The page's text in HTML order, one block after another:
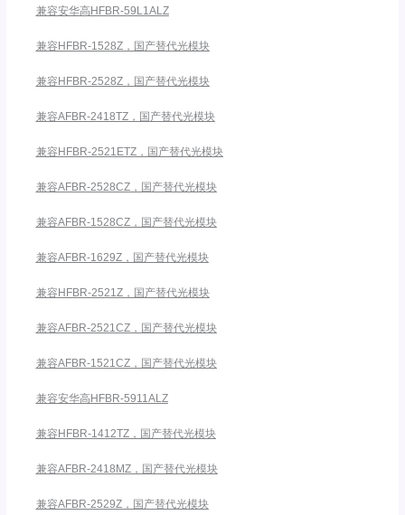
兼容安华高HFBR-59L1ALZ
兼容HFBR-1528Z，国产替代光模块
兼容HFBR-2528Z，国产替代光模块
兼容AFBR-2418TZ，国产替代光模块
兼容HFBR-2521ETZ，国产替代光模块
兼容AFBR-2528CZ，国产替代光模块
兼容AFBR-1528CZ，国产替代光模块
兼容AFBR-1629Z，国产替代光模块
兼容HFBR-2521Z，国产替代光模块
兼容AFBR-2521CZ，国产替代光模块
兼容AFBR-1521CZ，国产替代光模块
兼容安华高HFBR-5911ALZ
兼容HFBR-1412TZ，国产替代光模块
兼容AFBR-2418MZ，国产替代光模块
兼容AFBR-2529Z，国产替代光模块